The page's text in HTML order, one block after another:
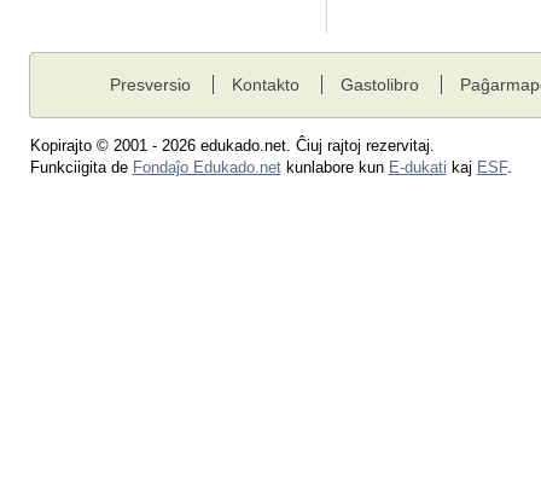
Presversio Kontakto Gastolibro
Kopirajto © 2001 - 2026 edukado.net. Ĉiuj rajtoj rezervitaj.
Funkciigita de Fondaĵo Edukado.netkunlabore kun E-dukati kaj ESF.